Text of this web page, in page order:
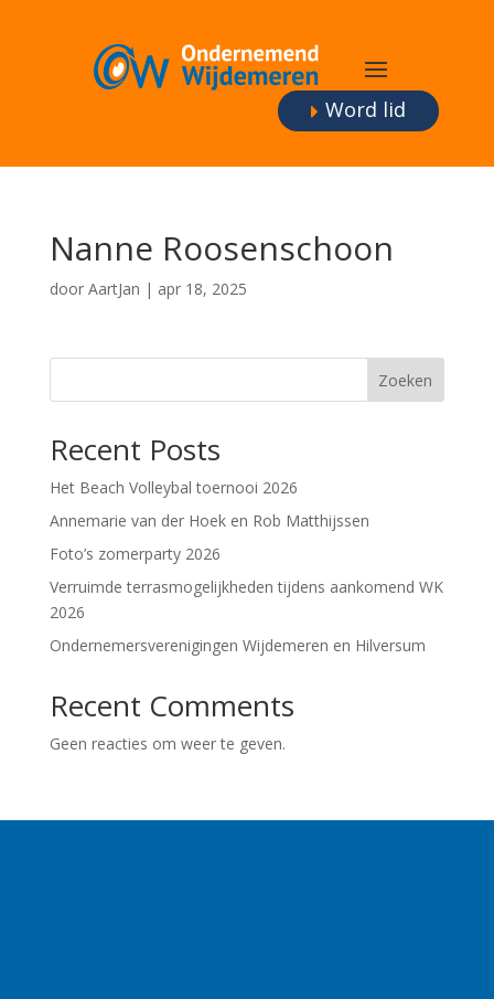
Word lid
Nanne Roosenschoon
door AartJan | apr 18, 2025
Zoeken
Recent Posts
Het Beach Volleybal toernooi 2026
Annemarie van der Hoek en Rob Matthijssen
Foto’s zomerparty 2026
Verruimde terrasmogelijkheden tijdens aankomend WK
2026
Ondernemersverenigingen Wijdemeren en Hilversum
Recent Comments
Geen reacties om weer te geven.